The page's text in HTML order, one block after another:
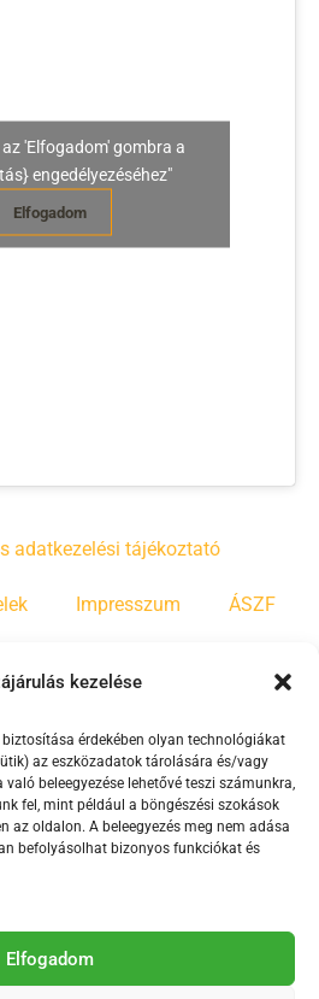
kezelése
érdekében olyan technológiákat
az eszközadatok tárolására és/vagy
való beleegyezése lehetővé teszi számunkra,
fel, mint például a böngészési szokások
az oldalon. A beleegyezés meg nem adása
befolyásolhat bizonyos funkciókat és
Elfogadom
'Elfogadom' gombra a
engedélyezéséhez"
Elfogadom
adatkezelési tájékoztató
Impresszum ÁSZF
tevékenységét a
Mecenatúra program